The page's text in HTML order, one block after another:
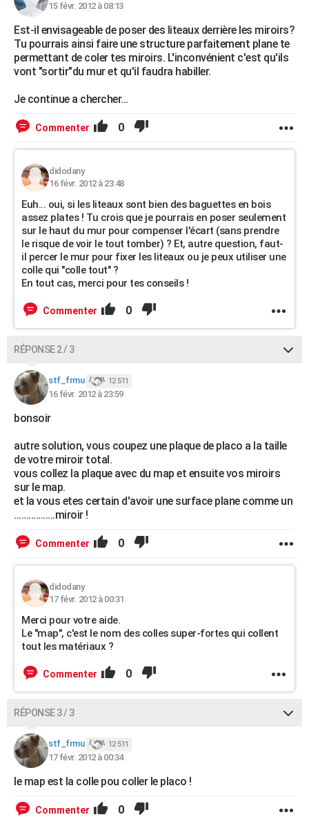
FORUM
Bricolage
Lifestyle
Culture
Sport
Auto
Television
Voyage
Cinema
15 févr. 2012 à 08:13
Est-il envisageable de poser des liteaux derrière les miroirs?
Tu pourrais ainsi faire une structure parfaitement plane te
permettant de coler tes miroirs. L'inconvénient c'est qu'ils
vont "sortir"du mur et qu'il faudra habiller.
Je continue a chercher...
Commenter 0
didodany
16 févr. 2012 à 23:48
Euh... oui, si les liteaux sont bien des baguettes en bois
assez plates ! Tu crois que je pourrais en poser seulement
sur le haut du mur pour compenser l'écart (sans prendre
le risque de voir le tout tomber) ? Et, autre question, faut-
il percer le mur pour fixer les liteaux ou je peux utiliser une
colle qui "colle tout" ?
En tout cas, merci pour tes conseils !
Commenter 0
RÉPONSE 2 / 3
stf_frmu 12 511
16 févr. 2012 à 23:59
bonsoir
autre solution, vous coupez une plaque de placo a la taille
de votre miroir total.
vous collez la plaque avec du map et ensuite vos miroirs
sur le map.
et la vous etes certain d'avoir une surface plane comme un
.................miroir !
Commenter 0
didodany
17 févr. 2012 à 00:31
Merci pour votre aide.
Le "map", c'est le nom des colles super-fortes qui collent
tout les matériaux ?
Commenter 0
RÉPONSE 3 / 3
stf_frmu 12 511
17 févr. 2012 à 00:34
le map est la colle pou coller le placo !
Commenter 0